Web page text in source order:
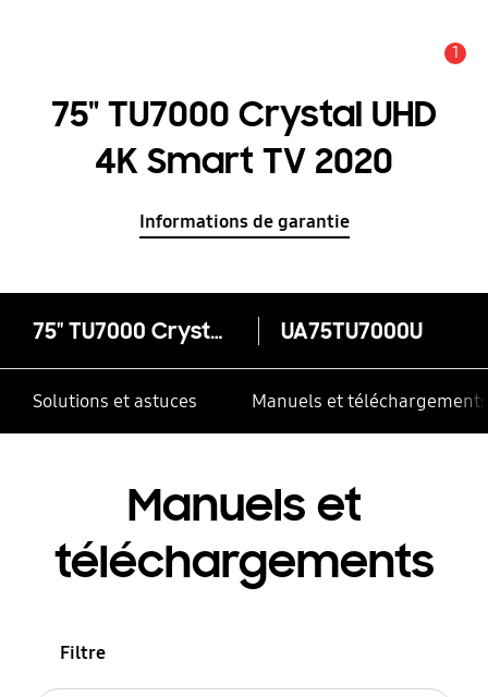
1
75" TU7000 Crystal UHD
4K Smart TV 2020
Informations de garantie
75" TU7000 Crystal UHD 4K Smart TV 2020 UA75TU7000U
Solutions et astuces Manuels et téléchargements
Manuels et
téléchargements
Filtre